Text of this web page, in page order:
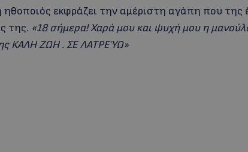
εκφράζει την αμέριστη αγάπη που της
της. «18 σήμερα! Χαρά μου και ψυχή μου η
ΚΑΛΗ ΖΩΗ . ΣΕ ΛΑΤΡΕΎΩ»